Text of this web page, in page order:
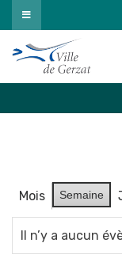
Passer
au
contenu
Mois Semaine
Il n’y a aucun